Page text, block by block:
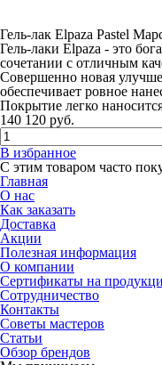
Гель-лак Elpaza Pastel
Гель-лаки Elpaza - это
сочетании с отличным
Совершенно новая
обеспечивает ровное
Покрытие легко
140 120 руб.
В избранное
С этим товаром часто
Главная
О нас
Как заказать
Доставка
Акции
Полезная информация
О компании
Сертификаты на
Сотрудничество
Контакты
Советы мастеров
Статьи
Обзор брендов